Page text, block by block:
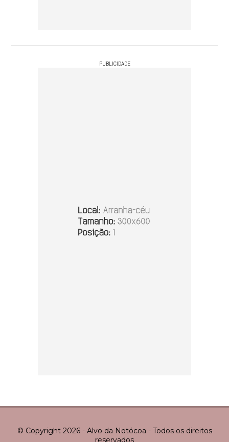
PUBLICIDADE
© Copyright 2026 - Alvo da Notócoa - Todos os direitos
reservados